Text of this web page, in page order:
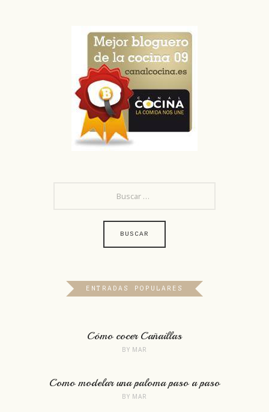
ENTRADAS POPULARES
Cómo cocer Cañaillas
BY MAR
Como modelar una paloma paso a paso
BY MAR